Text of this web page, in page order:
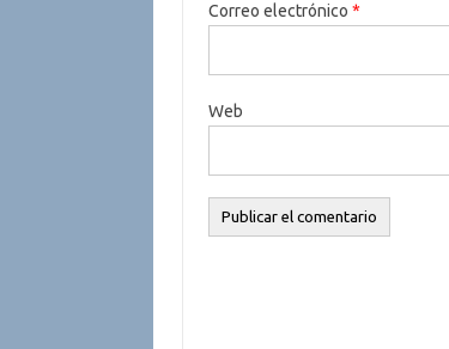
Correo electrónico *
Web